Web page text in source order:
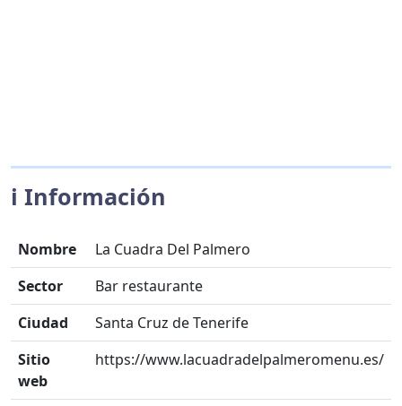
ℹ️ Información
Nombre
La Cuadra Del Palmero
Sector
Bar restaurante
Ciudad
Santa Cruz de Tenerife
Sitio
web
https://www.lacuadradelpalmeromenu.es/